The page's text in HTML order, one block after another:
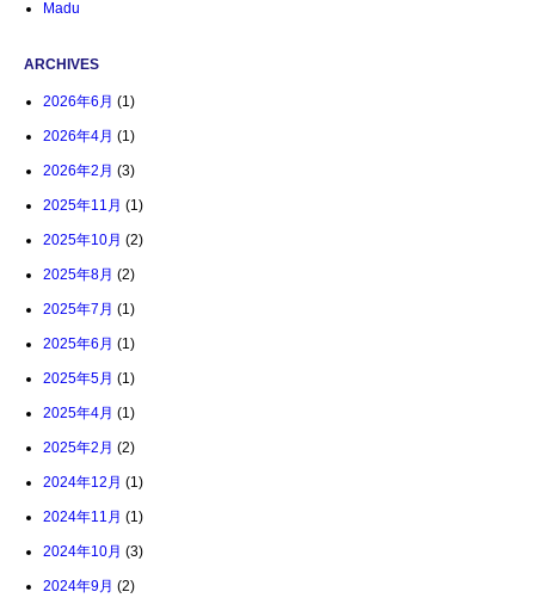
Madu
ARCHIVES
2026年6月 (1)
2026年4月 (1)
2026年2月 (3)
2025年11月 (1)
2025年10月 (2)
2025年8月 (2)
2025年7月 (1)
2025年6月 (1)
2025年5月 (1)
2025年4月 (1)
2025年2月 (2)
2024年12月 (1)
2024年11月 (1)
2024年10月 (3)
2024年9月 (2)